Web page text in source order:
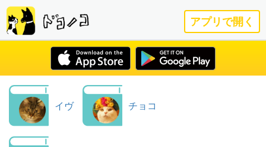
アプリで開く
イヴ チョコ